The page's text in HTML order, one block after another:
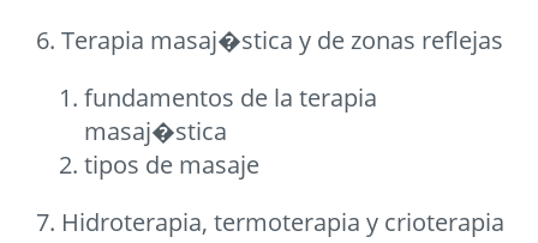
6. Terapia masaj�stica y de zonas reflejas
fundamentos de la terapia
masaj�stica
tipos de masaje
7. Hidroterapia, termoterapia y crioterapia